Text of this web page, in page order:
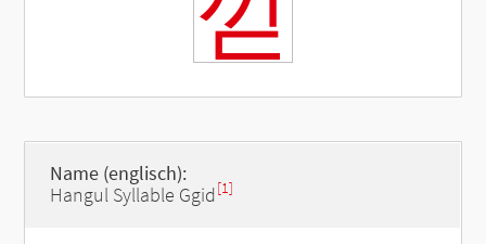
Name (englisch):
Hangul Syllable Ggid[1]